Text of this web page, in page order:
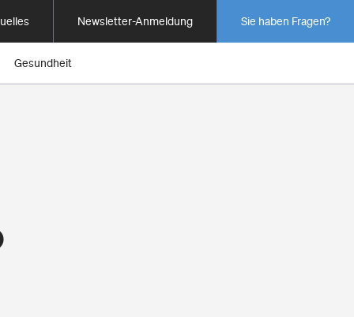
Newsletter-Anmeldung Sie haben Fragen?
Gesundheit